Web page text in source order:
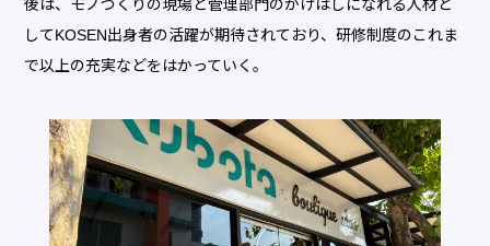
後は、モノづくりの現場と管理部門のかけはしになれる人材と
してKOSEN出身者の活躍が期待されており、研修制度のこれま
で以上の充実などをはかっていく。